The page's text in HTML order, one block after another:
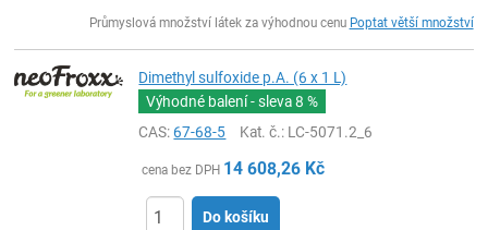
Průmyslová množství látek za výhodnou cenu Poptat větší množství
Dimethyl sulfoxide p.A. (6 x 1 L)
Výhodné balení - sleva8 %
CAS:67-68-5 Kat. č.: LC-5071.2_6
cena bez DPH 14 608,26 Kč
Do košíku